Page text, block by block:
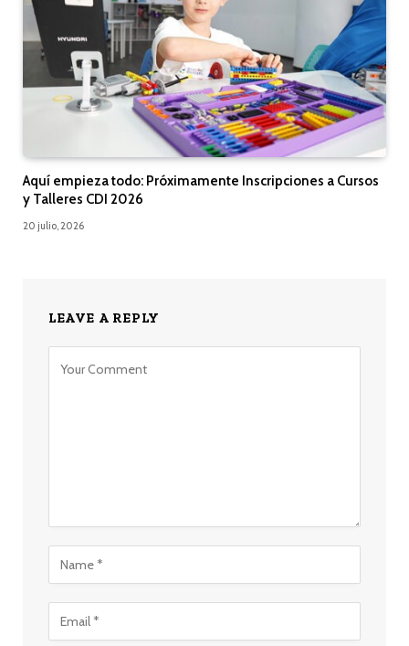
Aquí empieza todo: Próximamente Inscripciones a Cursos
y Talleres CDI 2026
20 julio, 2026
LEAVE A REPLY